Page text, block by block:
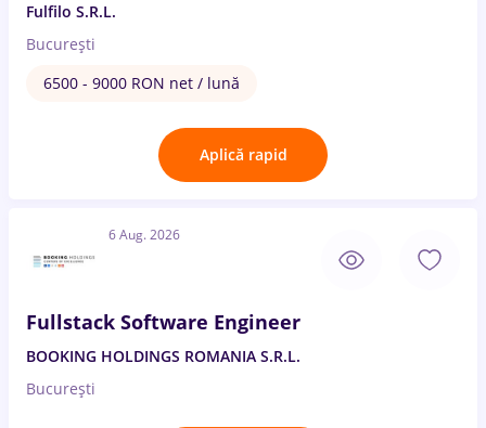
Fulfilo S.R.L.
București
6500 - 9000 RON net / lună
Aplică rapid
6 Aug. 2026
Fullstack Software Engineer
BOOKING HOLDINGS ROMANIA S.R.L.
București